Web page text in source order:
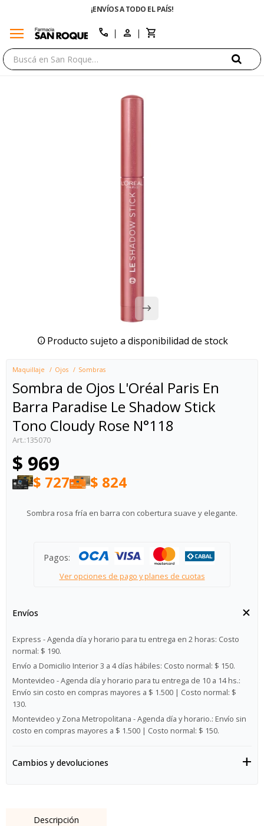
¡ENVÍOS A TODO EL PAÍS!
menu call
Producto sujeto a disponibilidad de stock
Maquillaje Ojos Sombras
Sombra de Ojos L'Oréal Paris En
Barra Paradise Le Shadow Stick
Tono Cloudy Rose N°118
135070
$ 969
$ 727 $ 824
Sombra rosa fría en barra con cobertura suave y elegante.
Pagos:
Ver opciones de pago y planes de cuotas
Envíos
Express - Agenda día y horario para tu entrega en 2 horas: Costo
normal: $ 190.
Envío a Domicilio Interior 3 a 4 días hábiles: Costo normal: $ 150.
Montevideo - Agenda día y horario para tu entrega de 10 a 14 hs.:
Envío sin costo en compras mayores a $ 1.500 | Costo normal: $
130.
Montevideo y Zona Metropolitana - Agenda día y horario.: Envío sin
costo en compras mayores a $ 1.500 | Costo normal: $ 150.
Cambios y devoluciones
Descripción
close